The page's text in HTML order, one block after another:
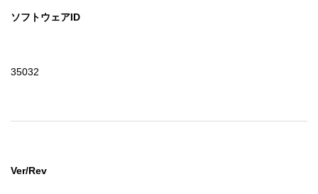
ソフトウェアID
35032
Ver/Rev